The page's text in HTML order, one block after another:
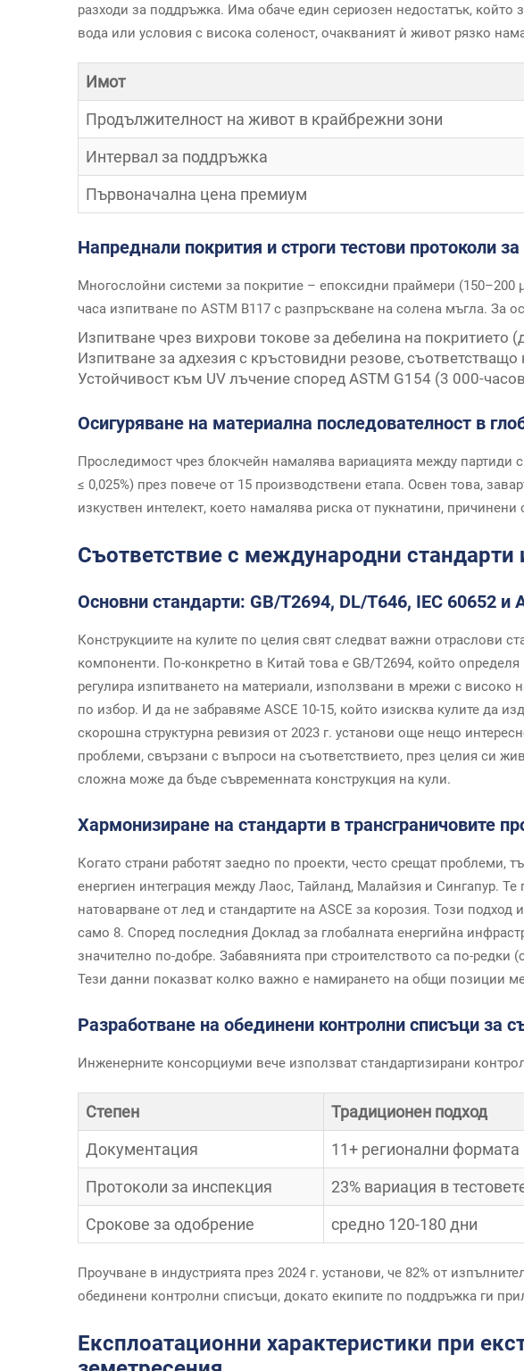
разходи за поддръжка. Има обаче един сериозен недостатък,
вода или условия с висока соленост, очакваният ѝ живот рязко
Имот
Продължителност на живот в крайбрежни зони
Интервал за поддръжка
Първоначална цена премиум
Напреднали покрития и строги тестови протоколи
Многослойни системи за покритие – епоксидни праймери (150–200
часа изпитване по ASTM B117 с разпръскване на солена мъгла. За
Изпитване чрез вихрови токове за дебелина на покритието
Изпитване за адхезия с кръстовидни резове, съответстващо
Устойчивост към UV лъчение според ASTM G154 (3 000-
Осигуряване на материална последователност в
Проследимост чрез блокчейн намалява вариацията между партиди
≤ 0,025%) през повече от 15 производствени етапа. Освен това,
изкуствен интелект, което намалява риска от пукнатини,
Съответствие с международни стандарти
Основни стандарти: GB/T2694, DL/T646, IEC 60652 и
Конструкциите на кулите по целия свят следват важни отраслови
компоненти. По-конкретно в Китай това е GB/T2694, който
регулира изпитването на материали, използвани в мрежи с високо
по избор. И да не забравяме ASCE 10-15, който изисква кулите да
скорошна структурна ревизия от 2023 г. установи още нещо
проблеми, свързани с въпроси на съответствието, през целия си
сложна може да бъде съвременната конструкция на кули.
Хармонизиране на стандарти в трансграничовите
Когато страни работят заедно по проекти, често срещат проблеми,
енергиен интеграция между Лаос, Тайланд, Малайзия и Сингапур.
натоварване от лед и стандартите на ASCE за корозия. Този
само 8. Според последния Доклад за глобалната енергийна
значително по-добре. Забавянията при строителството са по-
Тези данни показват колко важно е намирането на общи позиции
Разработване на обединени контролни списъци за
Инженерните консорциуми вече използват стандартизирани
Степен Традиционен подход
Документация
11+ регионални формата
Протоколи за инспекция
23% вариация в
Срокове за одобрение
средно 120-180 дни
Проучване в индустрията през 2024 г. установи, че 82% от
обединени контролни списъци, докато екипите по поддръжка ги
Експлоатационни характеристики при